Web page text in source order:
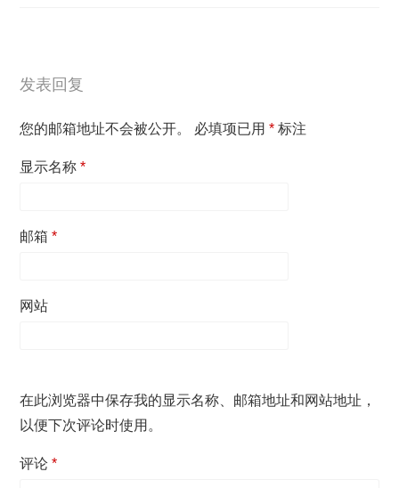
发表回复
您的邮箱地址不会被公开。 必填项已用* 标注
显示名称*
邮箱*
网站
在此浏览器中保存我的显示名称、邮箱地址和网站地址，
以便下次评论时使用。
评论*